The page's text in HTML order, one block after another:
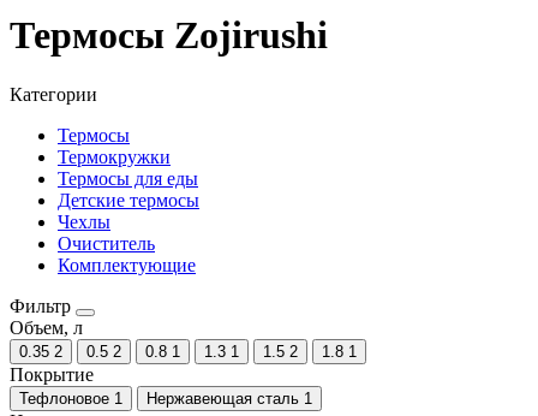
Термосы Zojirushi
Категории
Термосы
Термокружки
Термосы для еды
Детские термосы
Чехлы
Очиститель
Комплектующие
Фильтр
Объем, л
0.35 2 0.5 2 0.8 1 1.3 1 1.5 2 1.8 1
Покрытие
Тефлоновое 1 Нержавеющая сталь 1